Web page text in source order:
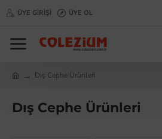
ÜYE GIRIŞI ÜYE OL
Dış Cephe Ürünleri
Dış Cephe Ürünleri